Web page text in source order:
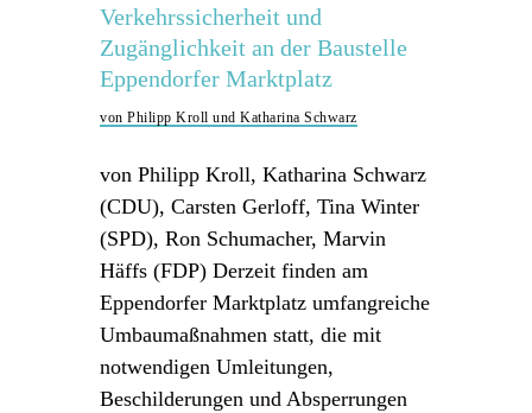
Verkehrssicherheit und
Zugänglichkeit an der Baustelle
Eppendorfer Marktplatz
von Philipp Kroll und Katharina Schwarz
von Philipp Kroll, Katharina Schwarz
(CDU), Carsten Gerloff, Tina Winter
(SPD), Ron Schumacher, Marvin
Häffs (FDP) Derzeit finden am
Eppendorfer Marktplatz umfangreiche
Umbaumaßnahmen statt, die mit
notwendigen Umleitungen,
Beschilderungen und Absperrungen